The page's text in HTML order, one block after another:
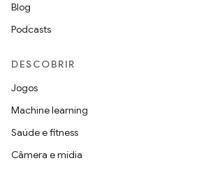
Blog
Podcasts
DESCOBRIR
Jogos
Machine learning
Saúde e fitness
Câmera e mídia